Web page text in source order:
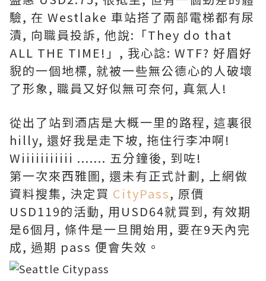
驗, 在 Westlake 車站搭了兩部電梯都有尿
漬, 向職員投訴, 他說:「They do that
ALL THE TIME!」, 我心諗: WTF? 好眉好
貎的一個地標, 就被一些無公德心的人破壞
了形象, 職員又好似無可奈何, 真氣人!
從出了站到酒店是大概一里的路程, 這裏很
hilly, 還好我是走下坡, 拖住行李冲啊!
Wiiiiiiiiiii ....... 五分鐘後, 到咗!
第一次來西雅圖, 還未有正式計劃, 上網做
資料搜集, 決定買 CityPass, 原價
USD119的活動, 用USD64就買到, 有效期
是6個月, 條件是一旦開始用, 要在9天內完
成, 過期 pass 便會失效。